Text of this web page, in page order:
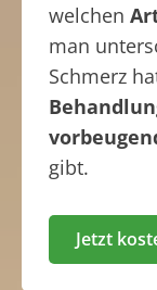
welchen
man
Schmerz
gibt.
Jetzt